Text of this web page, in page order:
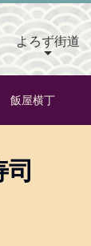
よろず街道
飯屋横丁
司